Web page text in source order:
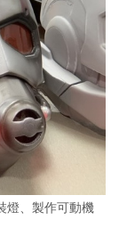
燈、製作可動機